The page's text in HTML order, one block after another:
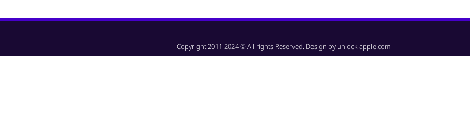
Copyright 2011-2024 © All rights Reserved. Design by unlock-apple.com